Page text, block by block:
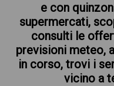
e con
supermercati,
consulti le
previsioni meteo,
in corso, trovi i
vicino a